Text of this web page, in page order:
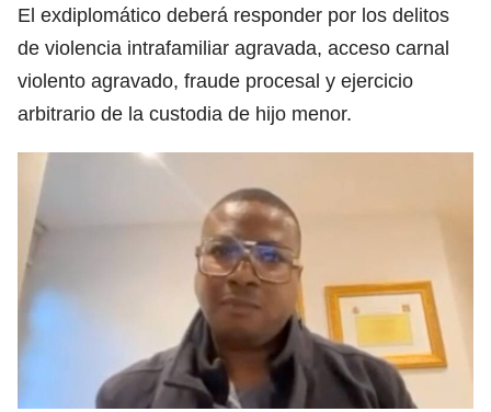
El exdiplomático deberá responder por los delitos
de violencia intrafamiliar agravada, acceso carnal
violento agravado, fraude procesal y ejercicio
arbitrario de la custodia de hijo menor.